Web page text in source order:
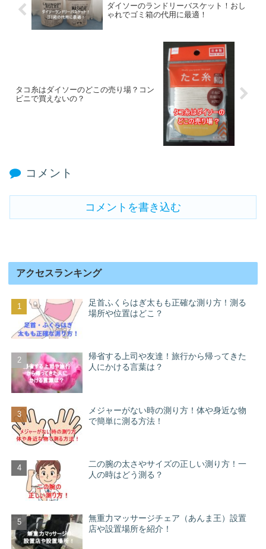
ダイソーのランドリーバスケット！おし
ゃれでゴミ箱の代用に最適！
タコ糸はダイソーのどこの売り場？コン
ビニで買えないの？
コメント
コメントを書き込む
アクセスランキング
足首ふくらはぎ太もも正確な測り方！測る
場所や位置はどこ？
帰省する上司や友達！旅行から帰ってきた
人にかける言葉は？
メジャーがない時の測り方！体や身近な物
で簡単に測る方法！
二の腕の太さやサイズの正しい測り方！一
人の時はどう測る？
無重力マッサージチェア（あんま王）設置
店や設置場所を紹介！